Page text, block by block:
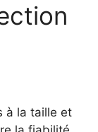
à la taille et